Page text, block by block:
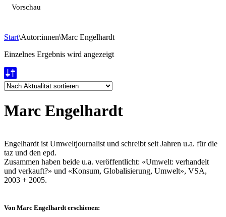
Vorschau
Start\Autor:innen\Marc Engelhardt
Einzelnes Ergebnis wird angezeigt
Marc Engelhardt
Engelhardt ist Umweltjournalist und schreibt seit Jahren u.a. für die
taz und den epd.
Zusammen haben beide u.a. veröffentlicht: «Umwelt: verhandelt
und verkauft?» und «Konsum, Globalisierung, Umwelt», VSA,
2003 + 2005.
Von Marc Engelhardt erschienen: